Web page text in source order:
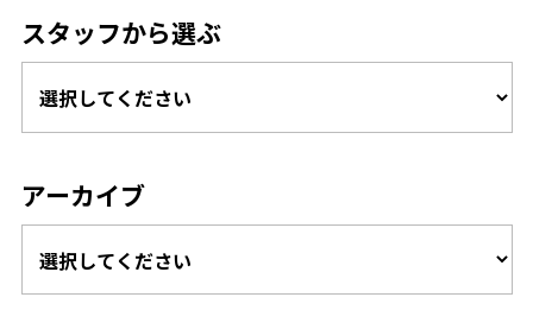
スタッフから選ぶ
アーカイブ